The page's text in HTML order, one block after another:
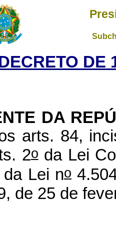
DE
DA
arts. 84,
2oda Lei
Lei no
de 25 de